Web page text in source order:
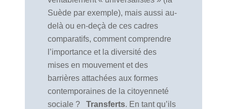
Suède par exemple), mais aussi au-
delà ou en-deçà de ces cadres
comparatifs, comment comprendre
l’importance et la diversité des
mises en mouvement et des
barrières attachées aux formes
contemporaines de la citoyenneté
sociale ? Transferts. En tant qu’ils